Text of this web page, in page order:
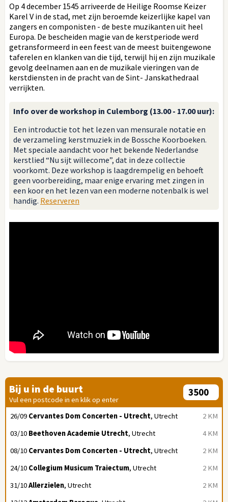
Op 4 december 1545 arriveerde de Heilige Roomse Keizer
Karel V in de stad, met zijn beroemde keizerlijke kapel van
zangers en componisten - de beste muzikanten uit heel
Europa. De bescheiden magie van de kerstperiode werd
getransformeerd in een feest van de meest buitengewone
taferelen en klanken van die tijd, terwijl hij en zijn muzikale
gevolg deelnamen aan en de muzikale vieringen van de
kerstdiensten in de pracht van de Sint- Janskathedraal
verrijkten.
Info over de workshop in Culemborg (13.00 - 17.00 uur):
Een introductie tot het lezen van mensurale notatie en
de verzameling kerstmuziek in de Bossche Koorboeken.
Met speciale aandacht voor het bekende Nederlandse
kerstlied “Nu sijt willecome”, dat in deze collectie
voorkomt. Deze workshop is laagdrempelig en behoeft
geen voorbereiding, maar enige ervaring met zingen in
een koor en het lezen van een moderne notenbalk is wel
handig. Reserveren
Bij u in de buurt
Vul een postcode in en klik op enter
2 KM
26/09 Cervantes Dom Concerten - Utrecht, Utrecht
4 KM
03/10 Beethoven Academie Utrecht, Utrecht
2 KM
08/10 Cervantes Dom Concerten - Utrecht, Utrecht
2 KM
24/10 Collegium Musicum Traiectum, Utrecht
2 KM
31/10Allerzielen, Utrecht